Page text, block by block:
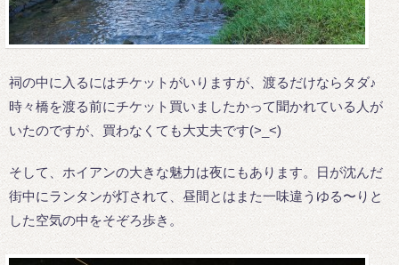
祠の中に入るにはチケットがいりますが、渡るだけならタダ♪
時々橋を渡る前にチケット買いましたかって聞かれている人が
いたのですが、買わなくても大丈夫です(>_<)
そして、ホイアンの大きな魅力は夜にもあります。日が沈んだ
街中にランタンが灯されて、昼間とはまた一味違うゆる〜りと
した空気の中をそぞろ歩き。